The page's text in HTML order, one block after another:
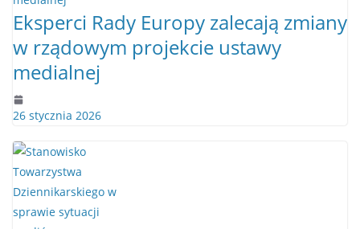
Eksperci Rady Europy zalecają zmiany
w rządowym projekcie ustawy
medialnej
26 stycznia 2026